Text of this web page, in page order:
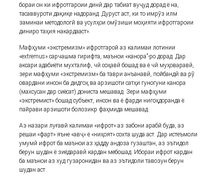
бораи он ки ифротгароии динӣ дар табиат вуҷуд дорад ё на,
тасаввуроти дақиқе надоранд. Дуруст аст, ки то имрӯз илм
заминаи методологӣ ва усулҳои омӯзиши моҳияти ифротгароии
диниро таҳия накардааст».
Мафҳуми «экстремизм» ифротгароӣ аз калимаи лотинии
«extremus» сарчашма гирифта, маънои «канора”-ро дорад. Дар
аксари адабиёти мухталиф, чӣ соҳавӣ бошад ва ё чӣ муҳоваравӣ,
зери мафҳуми «экстремизм» ба таври анъанавӣ, пойбандӣ ва рӯ
овардани инсон ба дидгоҳ ва арзишоти сатҳи гуногуни канора
(махсусан дар сиёсат) дониста мешавад. Зери мафҳуми
«экстремист» бошад субъект, инсон ва ё фарди нигоҳдоранда ё
пайрави арзишоти болозикр фаҳмида мешавад.
Аз назари луғавӣ калимаи «ифрот» аз забони арабӣ буда, аз
решаи «фарт» яъне «авҷ» ё «ниҳоят» сохта шуда аст. Дар истеъмоли
умумӣ ифрот ба маънои аз ҳадду андоза гузаштан, аз эътидол
берун шудан ё зиёдаравӣ кардан мебошад. Ибораи ифрот кардан
ба маънои аз худ гузаронидан ва аз эътидоли тавозун берун
шудан аст.